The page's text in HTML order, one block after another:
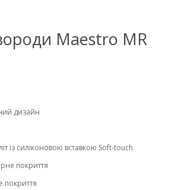
Maestro MR
дизайн
із силіконовою вставкою Soft-touch
покриття
покриття